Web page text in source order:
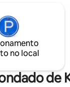
e a
agora!
em
lareira
gata
se
no local
de